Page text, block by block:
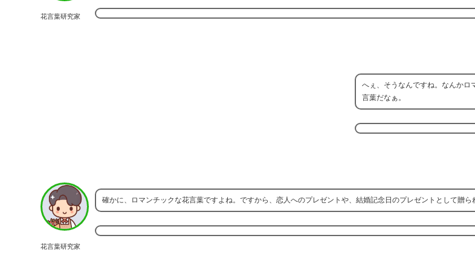
花言葉研究家
へぇ、そうなんですね。なんかロ
言葉だなぁ。
花言葉研究家
確かに、ロマンチックな花言葉ですよね。ですから、恋人へのプレゼントや、結婚記念日のプレゼントとして贈ら